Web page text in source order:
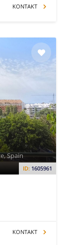
KONTAKT
ID: 1605961
Spain
KONTAKT